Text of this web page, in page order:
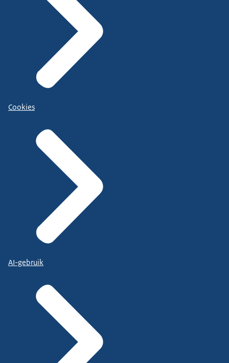
Cookies
AI-gebruik